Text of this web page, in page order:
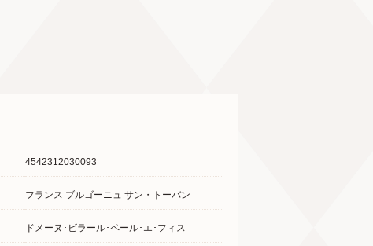
4542312030093
フランス ブルゴーニュ サン・トーバン
ドメーヌ･ビラール･ペール･エ･フィス